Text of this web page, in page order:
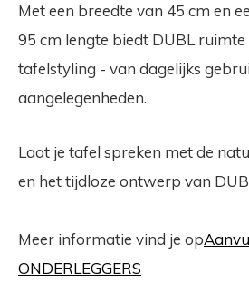
Met een breedte van 45 cm en
95 cm lengte biedt DUBL
tafelstyling - van dagelijks
aangelegenheden.
Laat je tafel spreken met de
en het tijdloze ontwerp van
Meer informatie vind je op
ONDERLEGGERS